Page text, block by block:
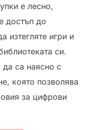
е лесно,
достъп до
изтегляте игри и
си.
да са наясно с
която позволява
за цифрови